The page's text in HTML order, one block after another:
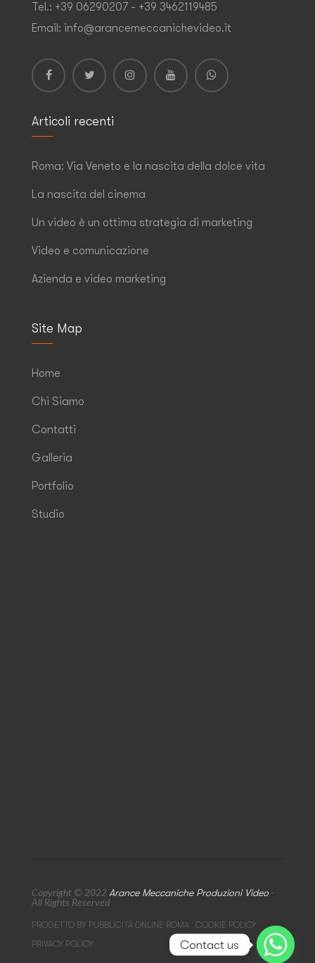
Tel.: +39 06290207 - +39 3462119485
Email: info@arancemeccanichevideo.it
Articoli recenti
Roma: Via Veneto e la nascita della dolce vita
La nascita del cinema
Un video è un ottima strategia di marketing
Video e comunicazione
Azienda e video marketing
Site Map
Home
Chi Siamo
Contatti
Galleria
Portfolio
Studio
Copyright © 2022 Arance Meccaniche Produzioni Video -
All Rights Reserved
PROGETTO BY PUBBLICITÀ ONLINE ROMA
COOKIE POLICY
PRIVACY POLICY
Contact us